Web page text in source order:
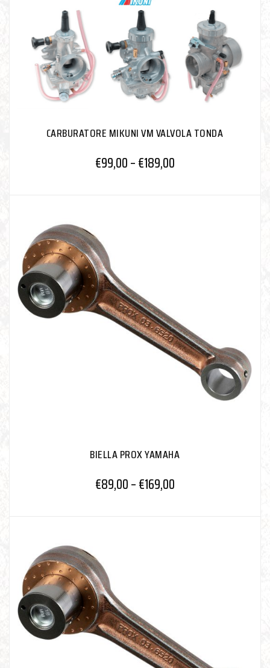
CARBURATORE MIKUNI VM VALVOLA TONDA
€99,00–€189,00
BIELLA PROX YAMAHA
€89,00–€169,00